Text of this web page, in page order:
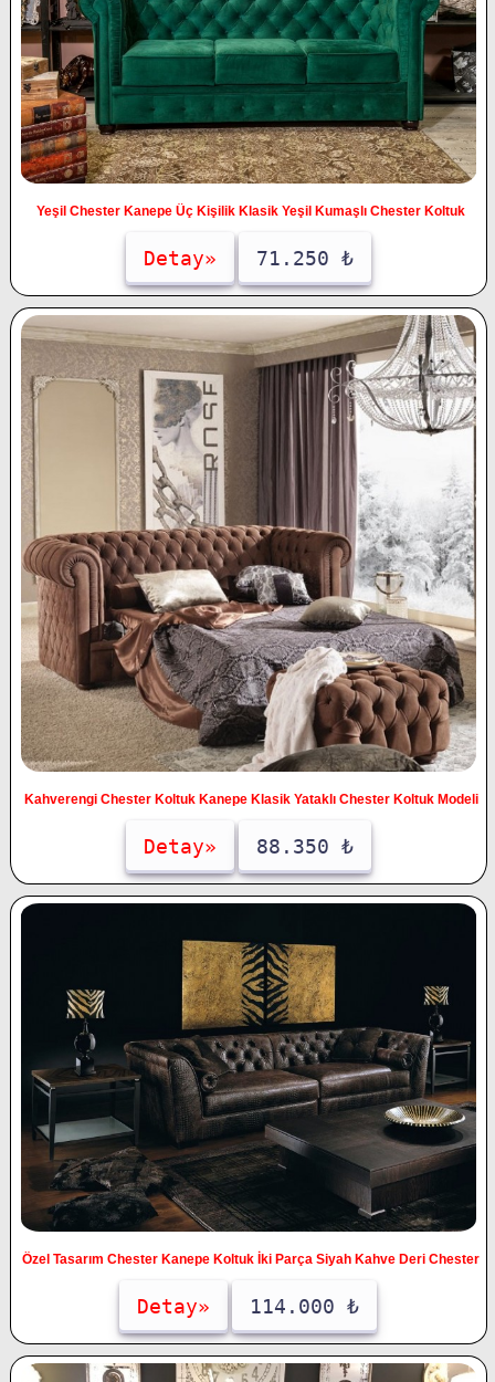
Yeşil Chester Kanepe Üç Kişilik Klasik Yeşil Kumaşlı Chester Koltuk
Detay» 71.250 ₺
Kahverengi Chester Koltuk Kanepe Klasik Yataklı Chester Koltuk Modeli
Detay» 88.350 ₺
Özel Tasarım Chester Kanepe Koltuk İki Parça Siyah Kahve Deri Chester
Detay» 114.000 ₺